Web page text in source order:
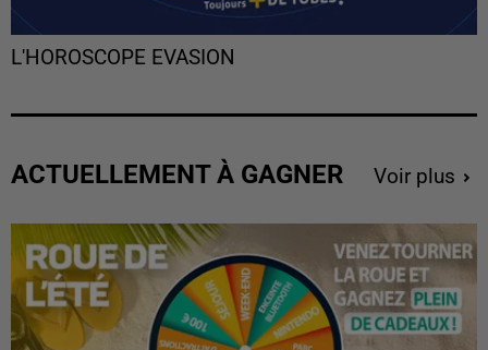
L'HOROSCOPE EVASION
ACTUELLEMENT À GAGNER Voir plus